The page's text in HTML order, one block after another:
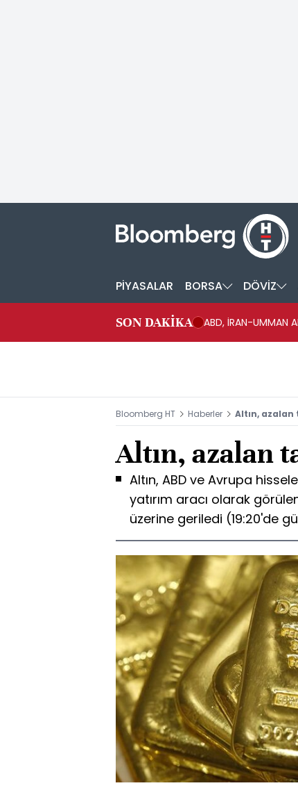
PİYASALAR BORSA DÖVİZ
SON DAKİKA ABD, İRAN-UMMAN
Bloomberg HT Haberler Altın,
Altın, azalan
Altın, ABD ve Avrupa
yatırım aracı olarak
üzerine geriledi (19:20'de